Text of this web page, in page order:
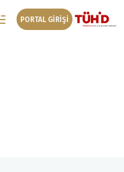
PORTAL GİRİŞİ